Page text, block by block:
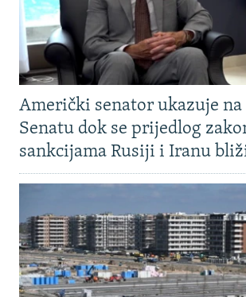
Američki senator ukazuje na
Senatu dok se prijedlog
sankcijama Rusiji i Iranu